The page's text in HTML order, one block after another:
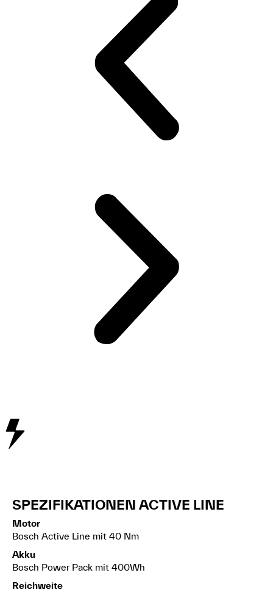
SPEZIFIKATIONEN ACTIVE LINE
Motor
Bosch Active Line mit 40 Nm
Akku
Bosch Power Pack mit 400Wh
Reichweite